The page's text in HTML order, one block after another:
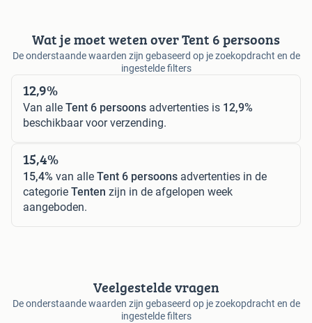
Wat je moet weten over Tent 6 persoons
De onderstaande waarden zijn gebaseerd op je zoekopdracht en de
ingestelde filters
12,9%
Van alle Tent 6 persoons advertenties is 12,9%
beschikbaar voor verzending.
15,4%
15,4% van alle Tent 6 persoons advertenties in de
categorie Tenten zijn in de afgelopen week
aangeboden.
Veelgestelde vragen
De onderstaande waarden zijn gebaseerd op je zoekopdracht en de
ingestelde filters